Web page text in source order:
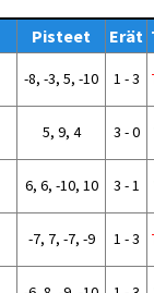
Pisteet Erät
-8, -3, 5, -10 1 - 3
5, 9, 4 3 - 0
6, 6, -10, 10 3 - 1
-7, 7, -7, -9 1 - 3